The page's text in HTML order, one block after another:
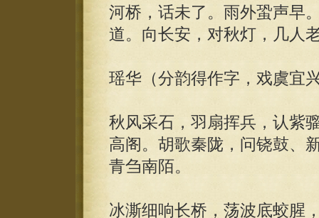
河桥，话未了。雨外蛩声早
道。向长安，对秋灯，几人
瑶华（分韵得作字，戏虞宜
秋风采石，羽扇挥兵，认紫
高阁。胡歌秦陇，问铙鼓、
青刍南陌。
冰澌细响长桥，荡波底蛟腥